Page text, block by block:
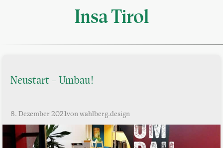
Insa Tirol
Neustart – Umbau!
8. Dezember 2021von wahlberg.design